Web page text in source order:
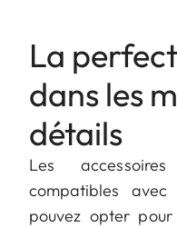
La
dans les
détails
Les
compatibles
pouvez opter